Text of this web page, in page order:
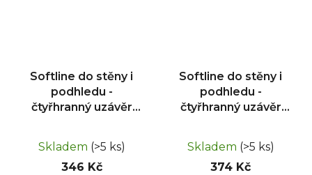
Softline do stěny i
podhledu -
čtyřhranný uzávěr
Skladem (>5 ks)
346 Kč
Softline do stěny i
podhledu -
čtyřhranný uzávěr
Skladem (>5 ks)
374 Kč